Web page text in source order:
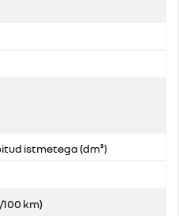
istmetega (dm³)
100 km)